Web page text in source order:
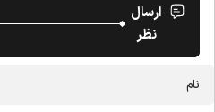
ارسال
نظر